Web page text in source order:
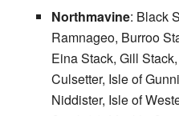
Northmavine: Black
Ramnageo, Burroo
Eina Stack, Gill
Culsetter, Isle of
Niddister, Isle of